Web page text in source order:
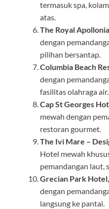
termasuk spa,
atas.
The Royal
dengan
pilihan bersantap.
Columbia Beach
dengan
fasilitas olahraga air.
Cap St Georges
mewah dengan
restoran gourmet.
The Ivi Mare –
Hotel mewah
pemandangan laut,
Grecian Park
dengan
langsung ke pantai.